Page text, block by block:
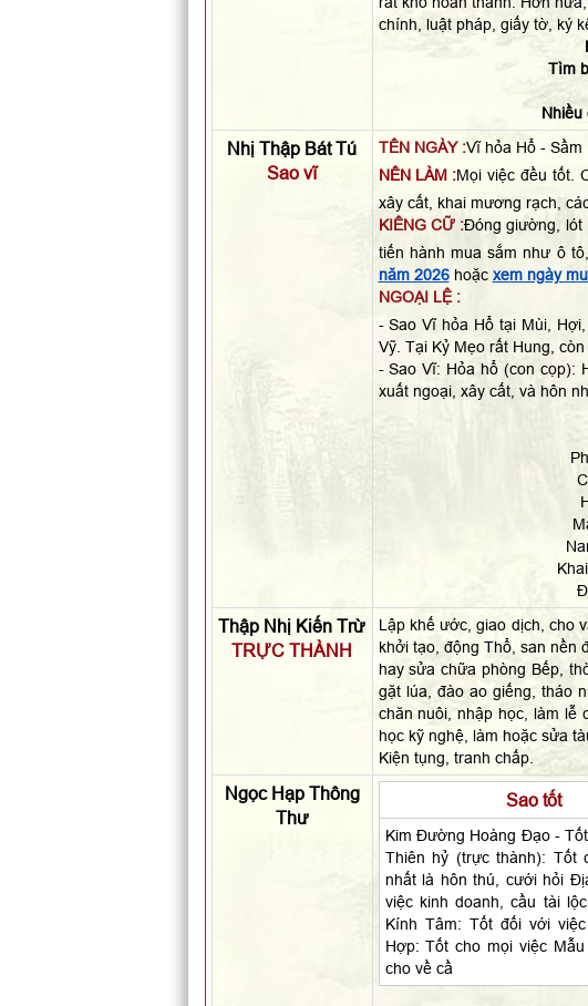
chính, luật pháp, giấy tờ, ký
Tìm
Nhiều
Nhị Thập Bát Tú
Sao vĩ
TÊN NGÀY :Vĩ hỏa Hổ - Sầm
NÊN LÀM :Mọi việc đều tốt.
xây cất, khai mương rạch,
KIÊNG CỮ :Đóng giường, lót
tiến hành mua sắm như ô
năm 2026hoặc xem ngày
NGOẠI LỆ :
- Sao Vĩ hỏa Hổ tại Mùi,
Vỹ. Tại Kỷ Mẹo rất Hung,
- Sao Vĩ: Hỏa hổ (con cọp):
xuất ngoại, xây cất, và hôn
Thập Nhị Kiến Trừ
TRỰC THÀNH
Lập khế ước, giao dịch, cho
khởi tạo, động Thổ, san nền
hay sửa chữa phòng Bếp,
gặt lúa, đào ao giếng, tháo
chăn nuôi, nhập học, làm lễ
học kỹ nghệ, làm hoặc sửa
Kiện tụng, tranh chấp.
Ngọc Hạp Thông
Thư
Sao tốt
Kim Đường Hoàng Đạo -
Thiên hỷ (trực thành): Tốt
nhất là hôn thú, cưới hỏi
việc kinh doanh, cầu tài
Kính Tâm: Tốt đối với
Hợp: Tốt cho mọi việc
cho về cầ